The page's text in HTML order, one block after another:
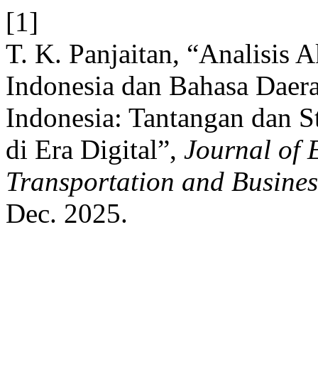
[1]
T. K. Panjaitan, “Analisis
Indonesia dan Bahasa
Indonesia: Tantangan dan
di Era Digital”, Journal of
Transportation and
Dec. 2025.